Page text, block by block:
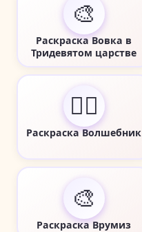
🎨
Раскраска Вовка в
Тридевятом царстве
🧙‍♂️
Раскраска Волшебник
🎨
Раскраска Врумиз